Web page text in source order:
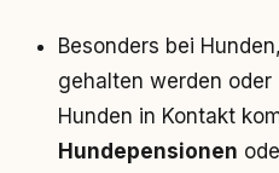
Besonders bei
gehalten werden
Hunden in Kontakt
Hundepensionen